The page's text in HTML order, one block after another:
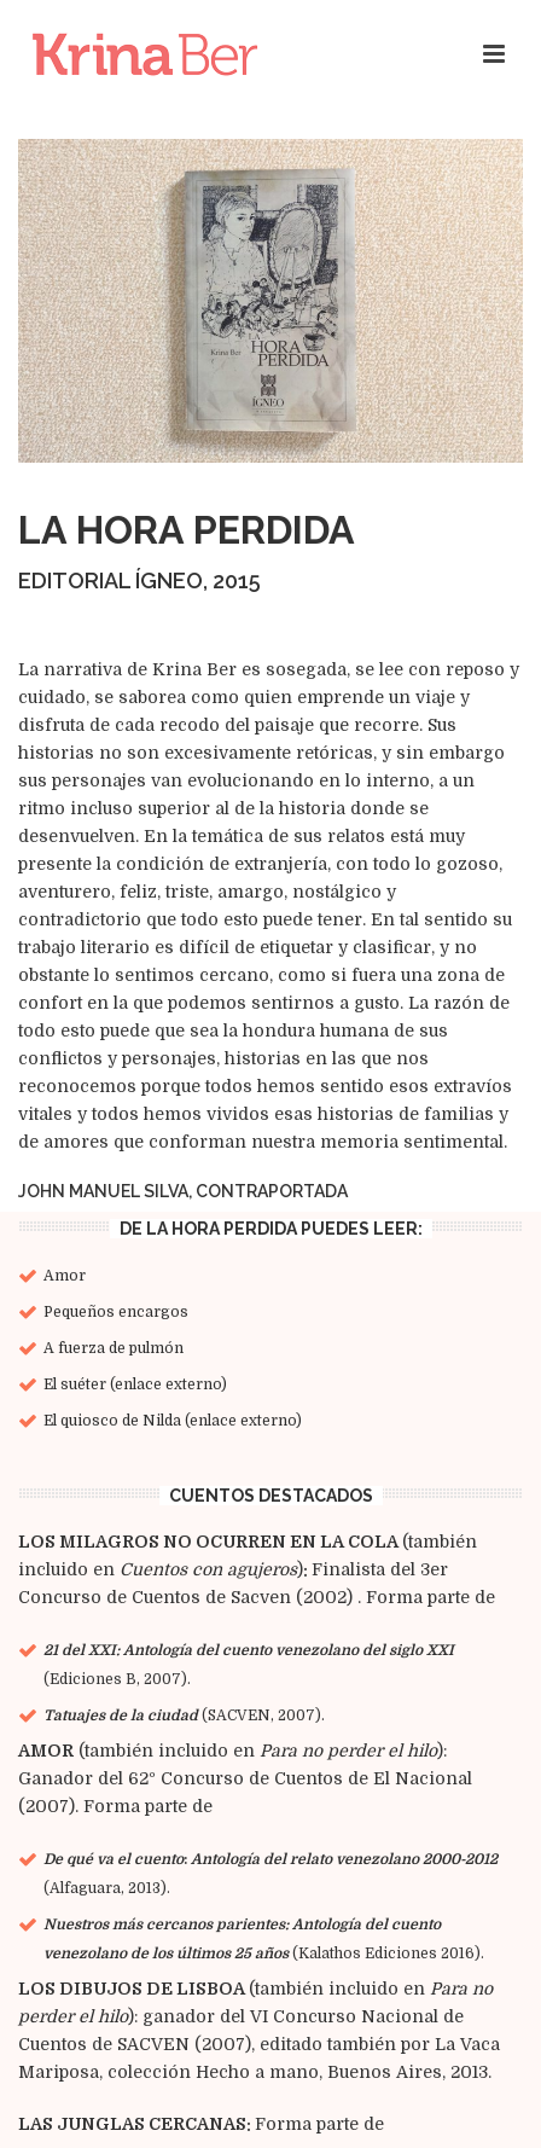
LA HORA PERDIDA
EDITORIAL ÍGNEO, 2015
La narrativa de Krina Ber es sosegada, se lee con reposo y
cuidado, se saborea como quien emprende un viaje y
disfruta de cada recodo del paisaje que recorre. Sus
historias no son excesivamente retóricas, y sin embargo
sus personajes van evolucionando en lo interno, a un
ritmo incluso superior al de la historia donde se
desenvuelven. En la temática de sus relatos está muy
presente la condición de extranjería, con todo lo gozoso,
aventurero, feliz, triste, amargo, nostálgico y
contradictorio que todo esto puede tener. En tal sentido su
trabajo literario es difícil de etiquetar y clasificar, y no
obstante lo sentimos cercano, como si fuera una zona de
confort en la que podemos sentirnos a gusto. La razón de
todo esto puede que sea la hondura humana de sus
conflictos y personajes, historias en las que nos
reconocemos porque todos hemos sentido esos extravíos
vitales y todos hemos vividos esas historias de familias y
de amores que conforman nuestra memoria sentimental.
JOHN MANUEL SILVA, CONTRAPORTADA
DE LA HORA PERDIDA PUEDES LEER:
Amor
Pequeños encargos
A fuerza de pulmón
El suéter (enlace externo)
El quiosco de Nilda (enlace externo)
CUENTOS DESTACADOS
LOS MILAGROS NO OCURREN EN LA COLA (también
incluido en Cuentos con agujeros): Finalista del 3er
Concurso de Cuentos de Sacven (2002) . Forma parte de
21 del XXI: Antología del cuento venezolano del siglo XXI
(Ediciones B, 2007).
Tatuajes de la ciudad(SACVEN, 2007).
AMOR (también incluido en Para no perder el hilo):
Ganador del 62º Concurso de Cuentos de El Nacional
(2007). Forma parte de
De qué va el cuento: Antología del relato venezolano 2000-2012
(Alfaguara, 2013).
Nuestros más cercanos parientes: Antología del cuento
venezolano de los últimos 25 años(Kalathos Ediciones 2016).
LOS DIBUJOS DE LISBOA (también incluido en Para no
perder el hilo): ganador del VI Concurso Nacional de
Cuentos de SACVEN (2007), editado también por La Vaca
Mariposa, colección Hecho a mano, Buenos Aires, 2013.
LAS JUNGLAS CERCANAS: Forma parte de